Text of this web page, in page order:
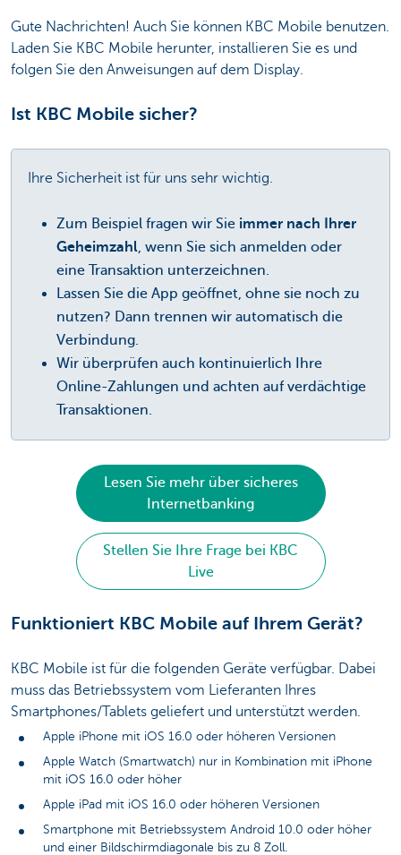
Gute Nachrichten! Auch Sie können KBC Mobile benutzen.
Laden Sie KBC Mobile herunter, installieren Sie es und
folgen Sie den Anweisungen auf dem Display.
Ist KBC Mobile sicher?
Ihre Sicherheit ist für uns sehr wichtig.
Zum Beispiel fragen wir Sie immer nach Ihrer
Geheimzahl, wenn Sie sich anmelden oder
eine Transaktion unterzeichnen.
Lassen Sie die App geöffnet, ohne sie noch zu
nutzen? Dann trennen wir automatisch die
Verbindung.
Wir überprüfen auch kontinuierlich Ihre
Online-Zahlungen und achten auf verdächtige
Transaktionen.
Lesen Sie mehr über sicheres
Internetbanking
Stellen Sie Ihre Frage bei KBC
Live
Funktioniert KBC Mobile auf Ihrem Gerät?
KBC Mobile ist für die folgenden Geräte verfügbar. Dabei
muss das Betriebssystem vom Lieferanten Ihres
Smartphones/Tablets geliefert und unterstützt werden.
Apple iPhone mit iOS 16.0 oder höheren Versionen
Apple Watch (Smartwatch) nur in Kombination mit iPhone
mit iOS 16.0 oder höher
Apple iPad mit iOS 16.0 oder höheren Versionen
Smartphone mit Betriebssystem Android 10.0 oder höher
und einer Bildschirmdiagonale bis zu 8 Zoll.